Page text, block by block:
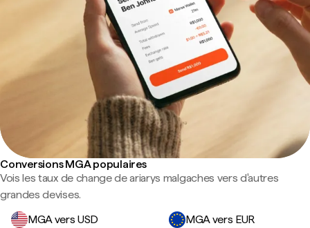
Conversions MGA populaires
Vois les taux de change de ariarys malgaches vers d'autres
grandes devises.
MGA vers USD
MGA vers EUR